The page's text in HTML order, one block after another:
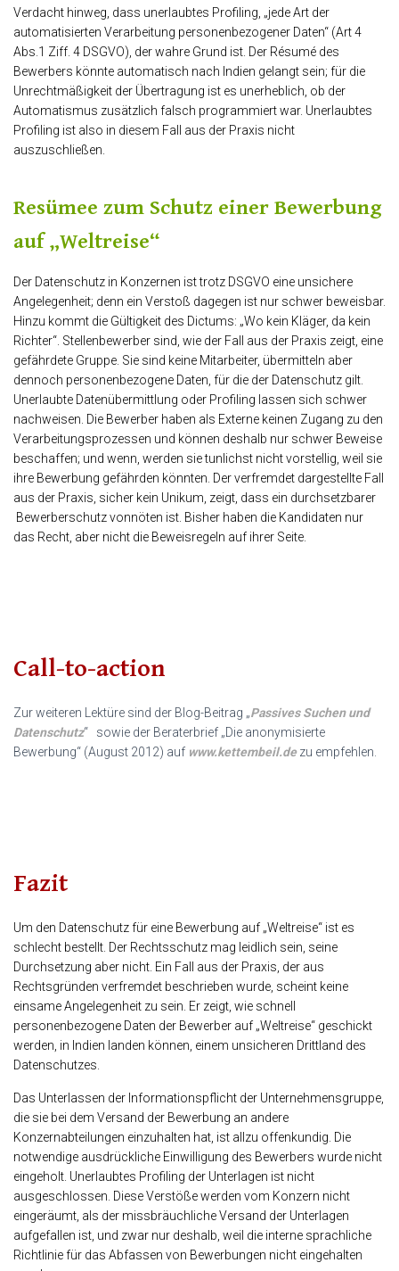
Verdacht hinweg, dass unerlaubtes Profiling, „jede Art der
automatisierten Verarbeitung personenbezogener Daten“ (Art 4
Abs.1 Ziff. 4 DSGVO), der wahre Grund ist. Der Résumé des
Bewerbers könnte automatisch nach Indien gelangt sein; für die
Unrechtmäßigkeit der Übertragung ist es unerheblich, ob der
Automatismus zusätzlich falsch programmiert war. Unerlaubtes
Profiling ist also in diesem Fall aus der Praxis nicht
auszuschließen.
Resümee zum Schutz einer Bewerbung
auf „Weltreise“
Der Datenschutz in Konzernen ist trotz DSGVO eine unsichere
Angelegenheit; denn ein Verstoß dagegen ist nur schwer beweisbar.
Hinzu kommt die Gültigkeit des Dictums: „Wo kein Kläger, da kein
Richter“. Stellenbewerber sind, wie der Fall aus der Praxis zeigt, eine
gefährdete Gruppe. Sie sind keine Mitarbeiter, übermitteln aber
dennoch personenbezogene Daten, für die der Datenschutz gilt.
Unerlaubte Datenübermittlung oder Profiling lassen sich schwer
nachweisen. Die Bewerber haben als Externe keinen Zugang zu den
Verarbeitungsprozessen und können deshalb nur schwer Beweise
beschaffen; und wenn, werden sie tunlichst nicht vorstellig, weil sie
ihre Bewerbung gefährden könnten. Der verfremdet dargestellte Fall
aus der Praxis, sicher kein Unikum, zeigt, dass ein durchsetzbarer
Bewerberschutz vonnöten ist. Bisher haben die Kandidaten nur
das Recht, aber nicht die Beweisregeln auf ihrer Seite.
Call-to-action
Zur weiteren Lektüre sind der Blog-Beitrag „Passives Suchen und
Datenschutz“ sowie der Beraterbrief „Die anonymisierte
Bewerbung“ (August 2012) auf www.kettembeil.dezu empfehlen.
Fazit
Um den Datenschutz für eine Bewerbung auf „Weltreise“ ist es
schlecht bestellt. Der Rechtsschutz mag leidlich sein, seine
Durchsetzung aber nicht. Ein Fall aus der Praxis, der aus
Rechtsgründen verfremdet beschrieben wurde, scheint keine
einsame Angelegenheit zu sein. Er zeigt, wie schnell
personenbezogene Daten der Bewerber auf „Weltreise“ geschickt
werden, in Indien landen können, einem unsicheren Drittland des
Datenschutzes.
Das Unterlassen der Informationspflicht der Unternehmensgruppe,
die sie bei dem Versand der Bewerbung an andere
Konzernabteilungen einzuhalten hat, ist allzu offenkundig. Die
notwendige ausdrückliche Einwilligung des Bewerbers wurde nicht
eingeholt. Unerlaubtes Profiling der Unterlagen ist nicht
ausgeschlossen. Diese Verstöße werden vom Konzern nicht
eingeräumt, als der missbräuchliche Versand der Unterlagen
aufgefallen ist, und zwar nur deshalb, weil die interne sprachliche
Richtlinie für das Abfassen von Bewerbungen nicht eingehalten